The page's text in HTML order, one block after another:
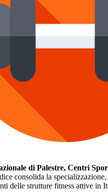
di Palestre, Centri
consolida la
delle strutture fitness attive in